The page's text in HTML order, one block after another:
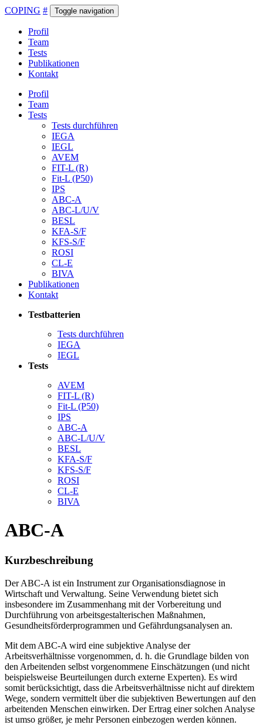
COPING # Toggle navigation
Profil
Team
Tests
Publikationen
Kontakt
Profil
Team
Tests
Tests durchführen
IEGA
IEGL
AVEM
FIT-L (R)
Fit-L (P50)
IPS
ABC-A
ABC-L/U/V
BESL
KFA-S/F
KFS-S/F
ROSI
CL-E
BIVA
Publikationen
Kontakt
Testbatterien
Tests durchführen
IEGA
IEGL
Tests
AVEM
FIT-L (R)
Fit-L (P50)
IPS
ABC-A
ABC-L/U/V
BESL
KFA-S/F
KFS-S/F
ROSI
CL-E
BIVA
ABC-A
Kurzbeschreibung
Der ABC-A ist ein Instrument zur Organisationsdiagnose in
Wirtschaft und Verwaltung. Seine Verwendung bietet sich
insbesondere im Zusammenhang mit der Vorbereitung und
Durchführung von arbeitsgestalterischen Maßnahmen,
Gesundheitsförderprogrammen und Gefährdungsanalysen an.
Mit dem ABC-A wird eine subjektive Analyse der
Arbeitsverhältnisse vorgenommen, d. h. die Grundlage bilden von
den Arbeitenden selbst vorgenommene Einschätzungen (und nicht
beispielsweise Beurteilungen durch externe Experten). Es wird
somit berücksichtigt, dass die Arbeitsverhältnisse nicht auf direktem
Wege, sondern vermittelt über die subjektiven Bewertungen auf den
arbeitenden Menschen einwirken. Der Ertrag einer solchen Analyse
ist umso größer, je mehr Personen einbezogen werden können.